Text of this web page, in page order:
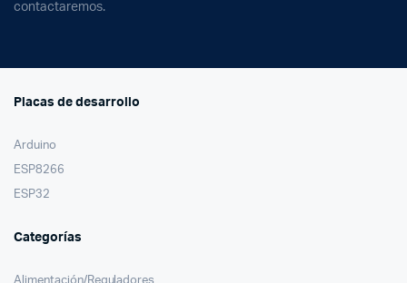
contactaremos.
Placas de desarrollo
Arduino
ESP8266
ESP32
Categorías